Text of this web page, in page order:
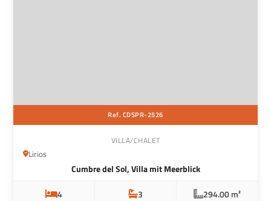
Ref. CDSPR-2526
VILLA/CHALET
Lirios
Cumbre del Sol, Villa mit Meerblick
4
3 294.00 m²